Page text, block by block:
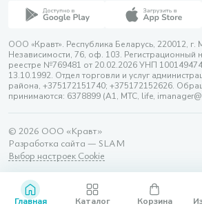
ООО «Кравт». Республика Беларусь, 220012, г.
Независимости, 76, оф. 103. Регистрационный
реестре №769481 от 20.02.2026 УНП
13.10.1992. Отдел торговли и услуг
района, +375172151740; +375172152626.
принимаются: 6378899 (А1, МТС, life,
© 2026 ООО «Кравт»
Разработка сайта — SLAM
Выбор настроек Cookie
Главная Каталог Корзина